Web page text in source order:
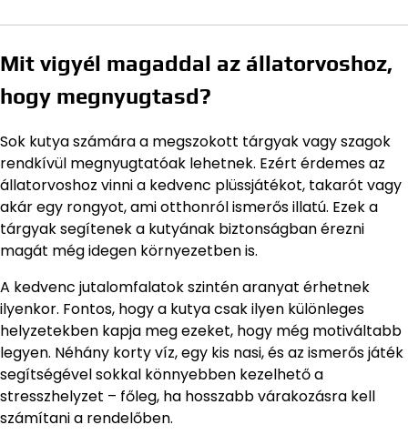
Mit vigyél magaddal az állatorvoshoz,
hogy megnyugtasd?
Sok kutya számára a megszokott tárgyak vagy szagok
rendkívül megnyugtatóak lehetnek. Ezért érdemes az
állatorvoshoz vinni a kedvenc plüssjátékot, takarót vagy
akár egy rongyot, ami otthonról ismerős illatú. Ezek a
tárgyak segítenek a kutyának biztonságban érezni
magát még idegen környezetben is.
A kedvenc jutalomfalatok szintén aranyat érhetnek
ilyenkor. Fontos, hogy a kutya csak ilyen különleges
helyzetekben kapja meg ezeket, hogy még motiváltabb
legyen. Néhány korty víz, egy kis nasi, és az ismerős játék
segítségével sokkal könnyebben kezelhető a
stresszhelyzet – főleg, ha hosszabb várakozásra kell
számítani a rendelőben.